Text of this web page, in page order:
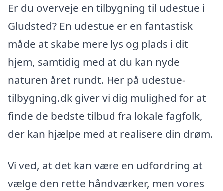
Er du overveje en tilbygning til udestue i
Gludsted? En udestue er en fantastisk
måde at skabe mere lys og plads i dit
hjem, samtidig med at du kan nyde
naturen året rundt. Her på udestue-
tilbygning.dk giver vi dig mulighed for at
finde de bedste tilbud fra lokale fagfolk,
der kan hjælpe med at realisere din drøm.
Vi ved, at det kan være en udfordring at
vælge den rette håndværker, men vores